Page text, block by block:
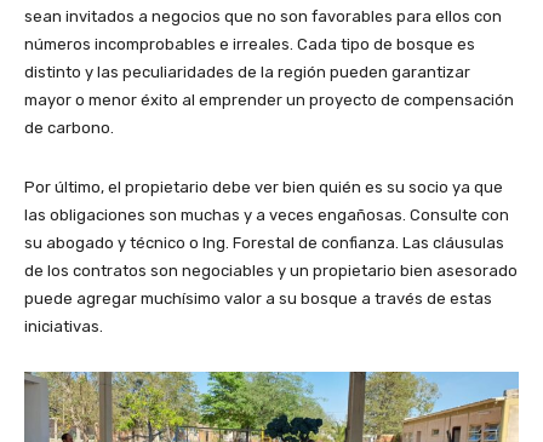
sean invitados a negocios que no son favorables para ellos con
números incomprobables e irreales. Cada tipo de bosque es
distinto y las peculiaridades de la región pueden garantizar
mayor o menor éxito al emprender un proyecto de compensación
de carbono.
Por último, el propietario debe ver bien quién es su socio ya que
las obligaciones son muchas y a veces engañosas. Consulte con
su abogado y técnico o Ing. Forestal de confianza. Las cláusulas
de los contratos son negociables y un propietario bien asesorado
puede agregar muchísimo valor a su bosque a través de estas
iniciativas.